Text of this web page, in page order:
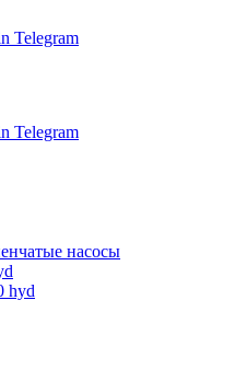
Telegram
Telegram
насосы
hyd